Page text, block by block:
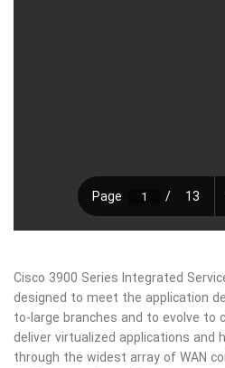
Cisco 3900 Series Integrated
designed to meet the application
to-large branches and to evolve to
deliver virtualized applications and
through the widest array of WAN